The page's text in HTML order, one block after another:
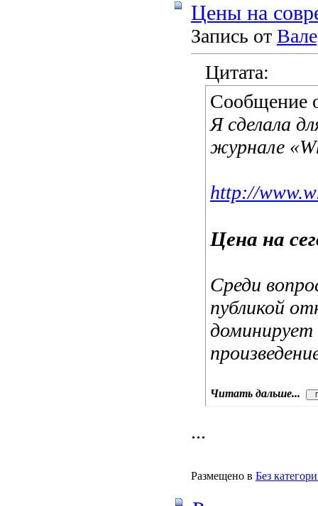
Цены на
Запись от
Цитата:
Сообщение
Я сделала
журнале
http://
Цена на
Среди
публикой
доминирует
Читать дальше...
...
Размещено в Без